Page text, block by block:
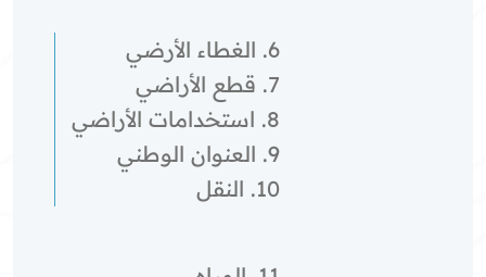
6. الغطاء الأرضي
7. قطع الأراضي
8. استخدامات الأراضي
9. العنوان الوطني
10. النقل